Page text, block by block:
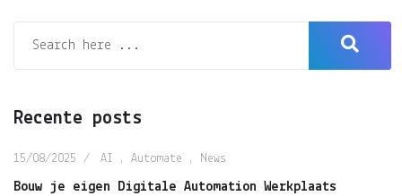
Recente posts
15/08/2025 AI , Automate , News
Bouw je eigen Digitale Automation Werkplaats